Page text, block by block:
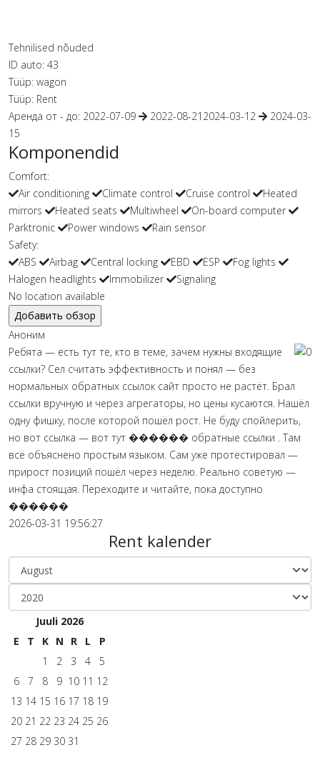
Tehnilised nõuded
ID auto: 43
Tüüp: wagon
Tüüp: Rent
Аренда от - до: 2022-07-09 2022-08-21 2024-03-12
2024-03-
15
Komponendid
Comfort:
Air conditioning
Climate control Cruise control
Heated
mirrors
Heated seats Multiwheel
On-board computer
Parktronic
Power windows
Rain sensor
Safety:
ABS
Airbag Central locking EBD ESP
Fog lights
Halogen headlights
Immobilizer
Signaling
No location available
Аноним
Ребята — есть тут те, кто в теме, зачем нужны входящие
ссылки? Сел считать эффективность и понял — без
нормальных обратных ссылок сайт просто не растёт. Брал
ссылки вручную и через агрегаторы, но цены кусаются. Нашёл
одну фишку, после которой пошёл рост. Не буду спойлерить,
но вот ссылка — вот тут ������ обратные ссылки . Там
всё объяснено простым языком. Сам уже протестировал —
прирост позиций пошёл через неделю. Реально советую —
инфа стоящая. Переходите и читайте, пока доступно
������
2026-03-31 19:56:27
Rent kalender
Juuli 2026
E
T K N R L
P
1
2 3 4
5
6
7 8 9 10 11 12
13 14 15 16 17 18 19
20 21 22 23 24 25 26
27 28 29 30 31